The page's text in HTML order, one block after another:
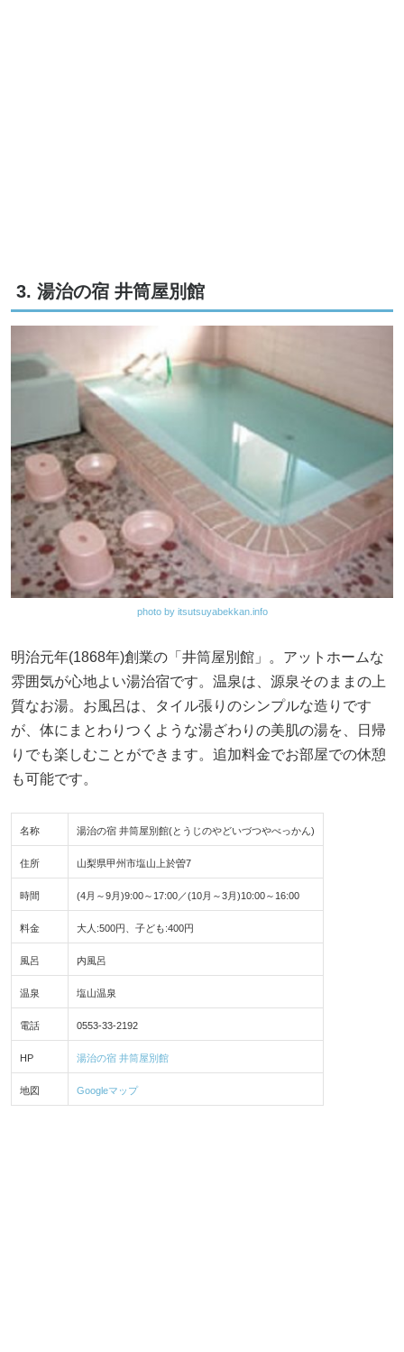
3. 湯治の宿 井筒屋別館
photo by itsutsuyabekkan.info
明治元年(1868年)創業の「井筒屋別館」。アットホームな
雰囲気が心地よい湯治宿です。温泉は、源泉そのままの上
質なお湯。お風呂は、タイル張りのシンプルな造りです
が、体にまとわりつくような湯ざわりの美肌の湯を、日帰
りでも楽しむことができます。追加料金でお部屋での休憩
も可能です。
名称 湯治の宿 井筒屋別館(とうじのやどいづつやべっかん)
住所 山梨県甲州市塩山上於曽7
時間 (4月～9月)9:00～17:00／(10月～3月)10:00～16:00
料金 大人:500円、子ども:400円
風呂 内風呂
温泉 塩山温泉
電話 0553-33-2192
HP 湯治の宿 井筒屋別館
地図 Googleマップ